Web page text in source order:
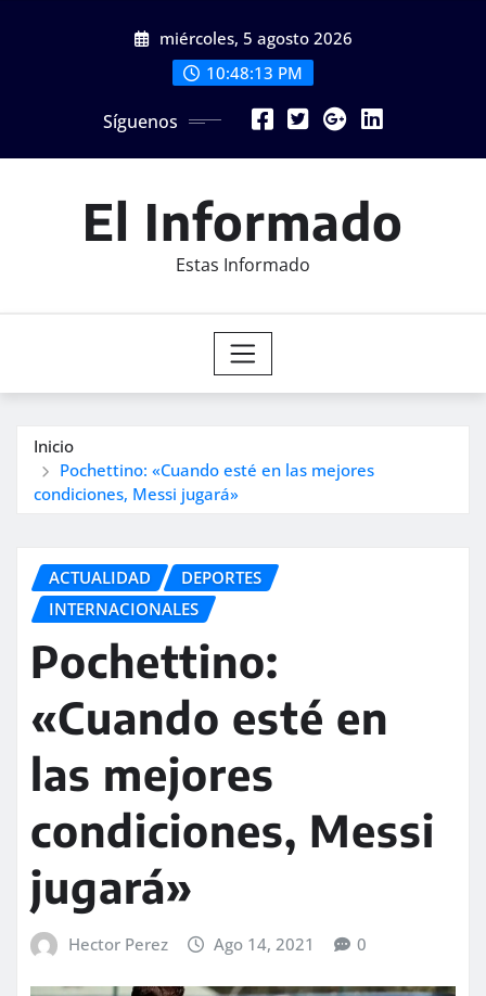
miércoles, 5 agosto 2026
10:48:15 PM
Síguenos
El Informado
Estas Informado
Inicio
Pochettino: «Cuando esté en las mejores
condiciones, Messi jugará»
ACTUALIDAD
DEPORTES
INTERNACIONALES
Pochettino:
«Cuando esté en
las mejores
condiciones, Messi
jugará»
Hector Perez Ago 14, 2021 0